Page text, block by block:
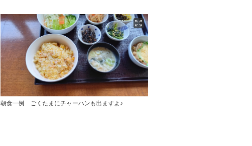
朝食一例 ごくたまにチャーハンも出ますよ♪